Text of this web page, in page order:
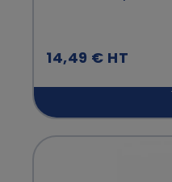
14,49 € HT